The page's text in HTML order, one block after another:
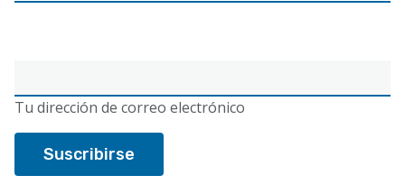
electrónico
Tu dirección de correo electrónico